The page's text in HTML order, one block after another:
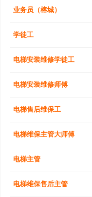
业务员（榕城）
学徒工
电梯安装维修学徒工
电梯安装维修师傅
电梯售后维保工
电梯维保主管大师傅
电梯主管
电梯维保售后主管